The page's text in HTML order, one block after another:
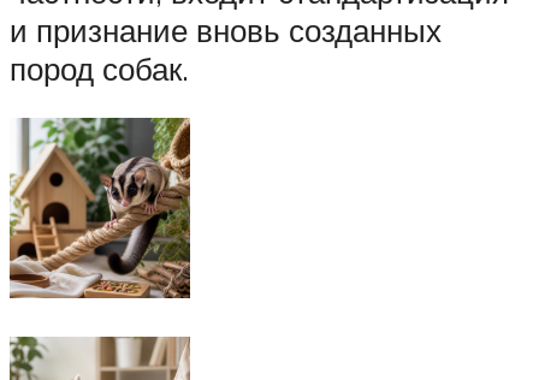
и признание вновь созданных
пород собак.